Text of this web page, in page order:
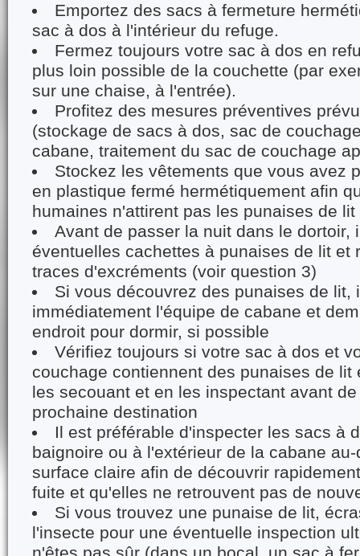
Emportez des sacs à fermeture
sac à dos à l'intérieur du refuge.
Fermez toujours votre sac à dos en
plus loin possible de la couchette (par
sur une chaise, à l'entrée).
Profitez des mesures préventives
(stockage de sacs à dos, sac de
cabane, traitement du sac de couchage
Stockez les vêtements que vous avez
en plastique fermé hermétiquement afin
humaines n'attirent pas les punaises de lit
Avant de passer la nuit dans le dortoir,
éventuelles cachettes à punaises de lit et
traces d'excréments (voir question 3)
Si vous découvrez des punaises de lit,
immédiatement l'équipe de cabane et
endroit pour dormir, si possible
Vérifiez toujours si votre sac à dos et
couchage contiennent des punaises de lit
les secouant et en les inspectant avant
prochaine destination
Il est préférable d'inspecter les sacs à
baignoire ou à l'extérieur de la cabane
surface claire afin de découvrir
fuite et qu'elles ne retrouvent pas de
Si vous trouvez une punaise de lit,
l'insecte pour une éventuelle inspection